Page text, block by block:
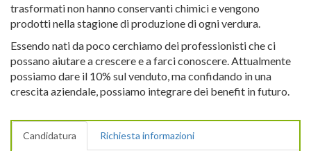
trasformati non hanno conservanti chimici e vengono
prodotti nella stagione di produzione di ogni verdura.
Essendo nati da poco cerchiamo dei professionisti che ci
possano aiutare a crescere e a farci conoscere. Attualmente
possiamo dare il 10% sul venduto, ma confidando in una
crescita aziendale, possiamo integrare dei benefit in futuro.
Candidatura Richiesta informazioni